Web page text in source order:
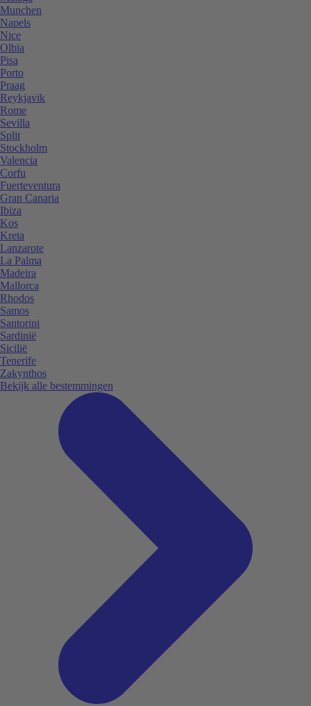
Munchen
Napels
Nice
Olbia
Pisa
Porto
Praag
Reykjavik
Rome
Sevilla
Split
Stockholm
Valencia
Corfu
Fuerteventura
Gran Canaria
Ibiza
Kos
Kreta
Lanzarote
La Palma
Madeira
Mallorca
Rhodos
Samos
Santorini
Sardinië
Sicilië
Tenerife
Zakynthos
Bekijk alle bestemmingen